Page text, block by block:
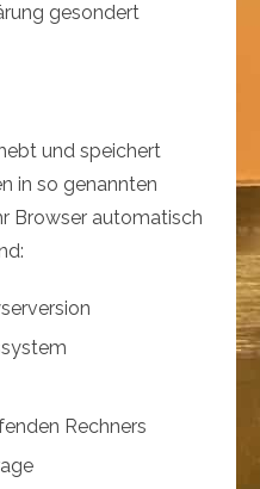
gesondert
und speichert
in so genannten
Browser automatisch
Rechners